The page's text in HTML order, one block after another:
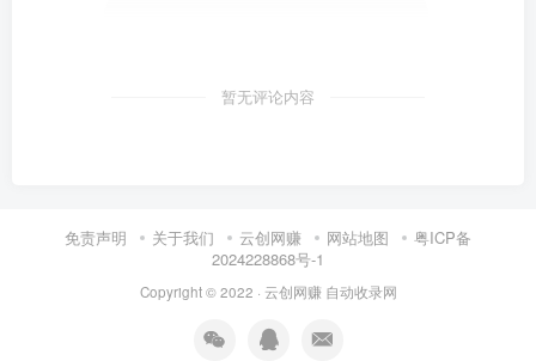
暂无评论内容
免责声明 关于我们 云创网赚 网站地图
粤ICP备
2024228868号-1
Copyright © 2022 · 云创网赚 自动收录网